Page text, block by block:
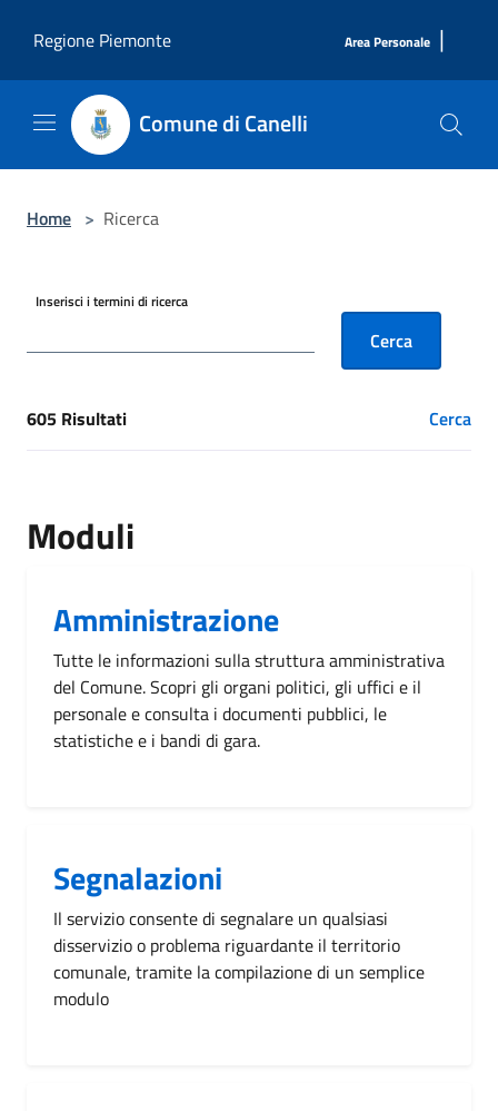
Regione Piemonte
Area Personale |
Comune di Canelli
Home > Ricerca
Inserisci i termini di ricerca
Cerca
[results] Risultati
605 Risultati Cerca
Moduli
Amministrazione
Tutte le informazioni sulla struttura amministrativa
del Comune. Scopri gli organi politici, gli uffici e il
personale e consulta i documenti pubblici, le
statistiche e i bandi di gara.
Segnalazioni
Il servizio consente di segnalare un qualsiasi
disservizio o problema riguardante il territorio
comunale, tramite la compilazione di un semplice
modulo